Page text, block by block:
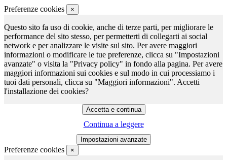
Preferenze cookies ×
Questo sito fa uso di cookie, anche di terze parti, per migliorare le
performance del sito stesso, per permetterti di collegarti ai social
network e per analizzare le visite sul sito. Per avere maggiori
informazioni o modificare le tue preferenze, clicca su "Impostazioni
avanzate" o visita la "Privacy policy" in fondo alla pagina. Per avere
maggiori informazioni sui cookies e sul modo in cui processiamo i
tuoi dati personali, clicca su "Maggiori informazioni". Accetti
l'installazione dei cookies?
Continua a leggere
Preferenze cookies ×